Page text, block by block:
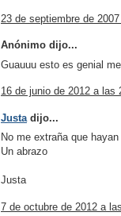
23 de septiembre de
Anónimo dijo...
Guauuu esto es genial
16 de junio de 2012 a las
Justadijo...
No me extraña que
Un abrazo
Justa
7 de octubre de 2012 a